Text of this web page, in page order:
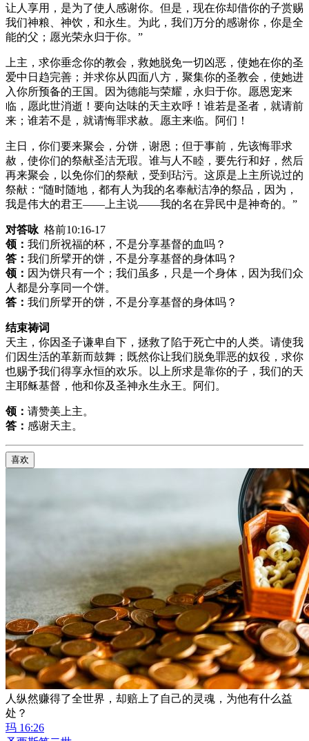
让人享用，是为了使人感谢你。但是，现在你却借你的子赏赐
我们神粮、神饮，和永生。为此，我们万分的感谢你，你是全
能的父；愿光荣永归于你。”
上主，求你垂念你的教会，救她脱免一切凶恶，使她在你的圣
爱中日趋完善；并求你从四面八方，聚集你的圣教会，使她进
入你所预备的王国。因为德能与荣耀，永归于你。愿恩宠来
临，愿此世消逝！要向达味的天主欢呼！谁若是圣者，就请前
来；谁若不是，就请悔罪求赦。愿主来临。阿们！
主日，你们要来聚会，分饼，谢恩；但于事前，先该悔罪求
赦，使你们的祭献圣洁无瑕。谁与人不睦，要先行和好，然后
再来聚会，以免你们的祭献，受到玷污。这原是上主所说过的
祭献：“随时随地，都有人为我的名奉献洁净的祭品，因为，
我是伟大的君王——上主说——我的名在异民中是神奇的。”
对答咏 格前10:16-17
领： 我们所祝福的杯，不是分享基督的血吗？
答： 我们所擘开的饼，不是分享基督的身体吗？
领： 因为饼只有一个；我们虽多，只是一个身体，因为我们众
人都是分享同一个饼。
答： 我们所擘开的饼，不是分享基督的身体吗？
结束祷词
天主，你因圣子谦卑自下，拯救了陷于死亡中的人类。请使我
们因生活的革新而鼓舞；既然你让我们脱免罪恶的奴役，求你
也赐予我们得享永恒的欢乐。以上所求是靠你的子，我们的天
主耶稣基督，他和你及圣神永生永王。阿们。
领： 请赞美上主。
答： 感谢天主。
喜欢
人纵然赚得了全世界，却赔上了自己的灵魂，为他有什么益
处？
玛 16:26